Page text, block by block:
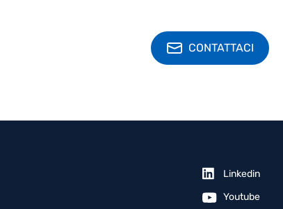
CONTATTACI
Linkedin
Youtube